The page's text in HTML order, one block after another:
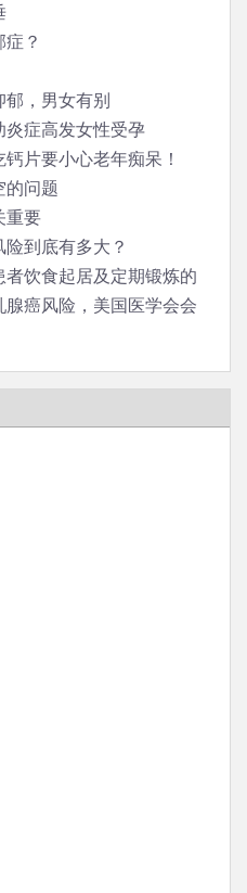
？
郁，男女有别
症高发女性受孕
片要小心老年痴呆！
问题
重要
到底有多大？
饮食起居及定期锻炼的
吗？
癌风险，美国医学会会